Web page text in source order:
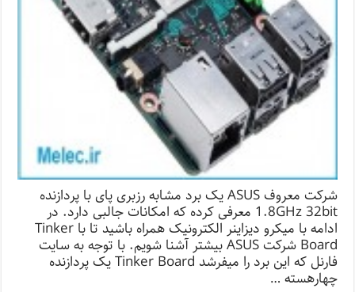
شرکت معروف ASUS یک برد مشابه رزبری پای با پردازنده
1.8GHz 32bit معرفی کرده که امکانات جالبی دارد. در
ادامه با میکرو دیزاینر الکترونیک همراه باشید تا با Tinker
Board شرکت ASUS بیشتر آشنا شویم. با توجه به سایت
فارنل که این برد را میفرشد Tinker Board یک پردازنده
چهارهسته …